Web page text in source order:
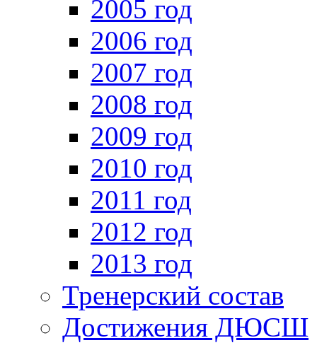
2005 год
2006 год
2007 год
2008 год
2009 год
2010 год
2011 год
2012 год
2013 год
Тренерский состав
Достижения ДЮСШ